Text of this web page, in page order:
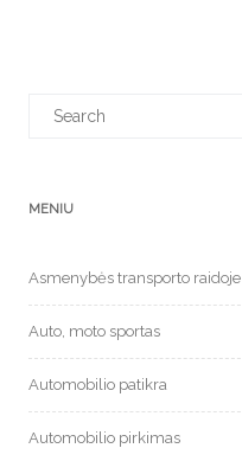
MENIU
Asmenybės transporto raidoje
Auto, moto sportas
Automobilio patikra
Automobilio pirkimas